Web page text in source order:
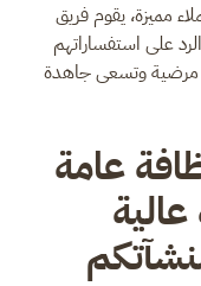
مميزة، يقوم فريق
على استفساراتهم
مرضية وتسعى جاهدة
عامة